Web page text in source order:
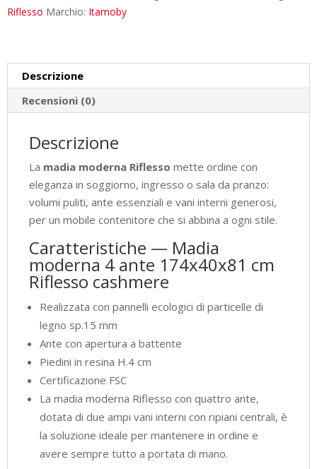
cm
quantità
Riflesso Marchio: Itamoby
Descrizione
Recensioni (0)
Descrizione
La madia moderna Riflesso mette ordine con
eleganza in soggiorno, ingresso o sala da pranzo:
volumi puliti, ante essenziali e vani interni generosi,
per un mobile contenitore che si abbina a ogni stile.
Caratteristiche — Madia
moderna 4 ante 174x40x81 cm
Riflesso cashmere
Realizzata con pannelli ecologici di particelle di
legno sp.15 mm
Ante con apertura a battente
Piedini in resina H.4 cm
Certificazione FSC
La madia moderna Riflesso con quattro ante,
dotata di due ampi vani interni con ripiani centrali, è
la soluzione ideale per mantenere in ordine e
avere sempre tutto a portata di mano.